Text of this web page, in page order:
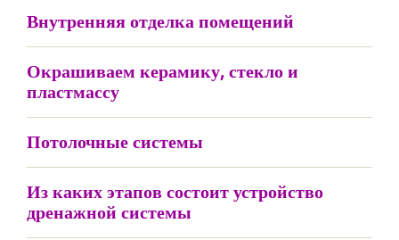
Внутренняя отделка помещений
Окрашиваем керамику, стекло и
пластмассу
Потолочные системы
Из каких этапов состоит устройство
дренажной системы